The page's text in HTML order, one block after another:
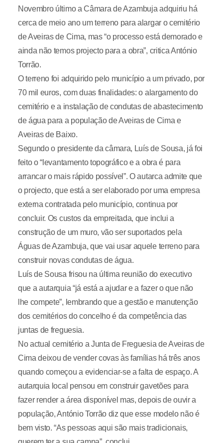
Novembro último a Câmara de Azambuja adquiriu há
cerca de meio ano um terreno para alargar o cemitério
de Aveiras de Cima, mas “o processo está demorado e
ainda não temos projecto para a obra”, critica António
Torrão.
O terreno foi adquirido pelo município a um privado, por
70 mil euros, com duas finalidades: o alargamento do
cemitério e a instalação de condutas de abastecimento
de água para a população de Aveiras de Cima e
Aveiras de Baixo.
Segundo o presidente da câmara, Luís de Sousa, já foi
feito o “levantamento topográfico e a obra é para
arrancar o mais rápido possível”. O autarca admite que
o projecto, que está a ser elaborado por uma empresa
externa contratada pelo município, continua por
concluir. Os custos da empreitada, que inclui a
construção de um muro, vão ser suportados pela
Águas de Azambuja, que vai usar aquele terreno para
construir novas condutas de água.
Luís de Sousa frisou na última reunião do executivo
que a autarquia “já está a ajudar e a fazer o que não
lhe compete”, lembrando que a gestão e manutenção
dos cemitérios do concelho é da competência das
juntas de freguesia.
No actual cemitério a Junta de Freguesia de Aveiras de
Cima deixou de vender covas às famílias há três anos
quando começou a evidenciar-se a falta de espaço. A
autarquia local pensou em construir gavetões para
fazer render a área disponível mas, depois de ouvir a
população, António Torrão diz que esse modelo não é
bem visto. “As pessoas aqui são mais tradicionais,